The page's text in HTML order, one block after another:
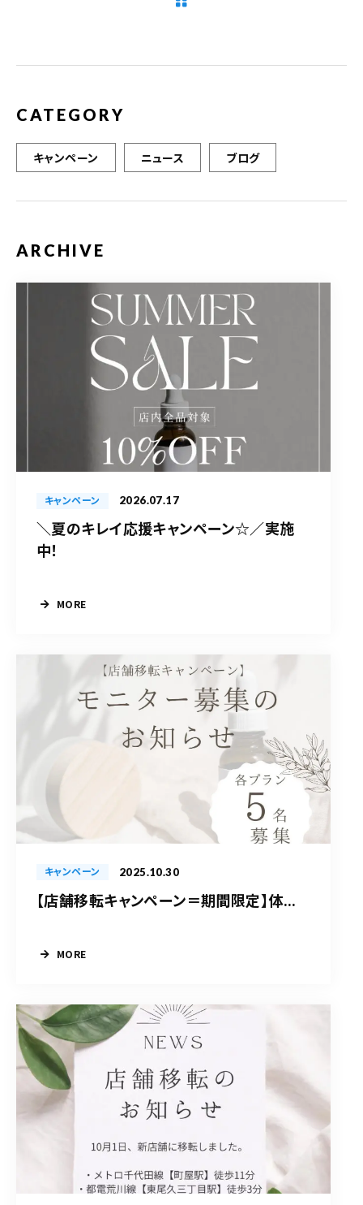
CATEGORY
キャンペーン ニュース ブログ
ARCHIVE
キャンペーン 2026.07.17
＼夏のキレイ応援キャンペーン☆／実施
中！
MORE
キャンペーン 2025.10.30
【店舗移転キャンペーン＝期間限定】体...
MORE